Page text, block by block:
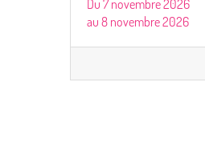
Du 7 novembre 2026
au 8 novembre 2026